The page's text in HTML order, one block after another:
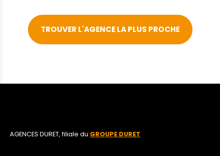
TROUVER L'AGENCE LA PLUS PROCHE
AGENCES DURET, filiale du GROUPE DURET